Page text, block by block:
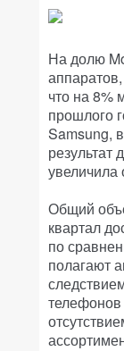
На долю
что на 8%
прошлого
Samsung,
увеличила
Общий
квартал
по
полагают